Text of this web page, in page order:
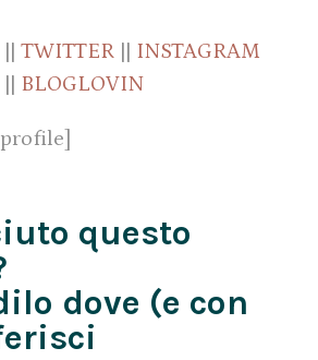
TWITTER|| INSTAGRAM
BLOGLOVIN
questo
dove (e con